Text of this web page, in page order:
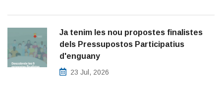
Ja tenim les nou propostes finalistes
dels Pressupostos Participatius
d'enguany
23 Jul, 2026